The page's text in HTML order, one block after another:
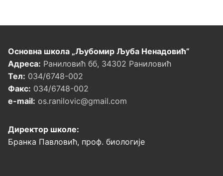
Основна школа „Љубомир Љуба Ненадовић”
Адреса: Раниловић бб, 34302 Раниловић
Тел: 034/6748-002
Факс: 034/6748-002
e-mail: os.ranilovic@gmail.com
Директор школе:
Бранка Павловић, проф. биологије